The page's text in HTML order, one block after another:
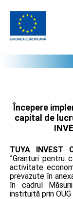
Începere
capital de
TUYA INVEST
”Granturi pentru
activitate
prevazute în
în cadrul
instituită prin